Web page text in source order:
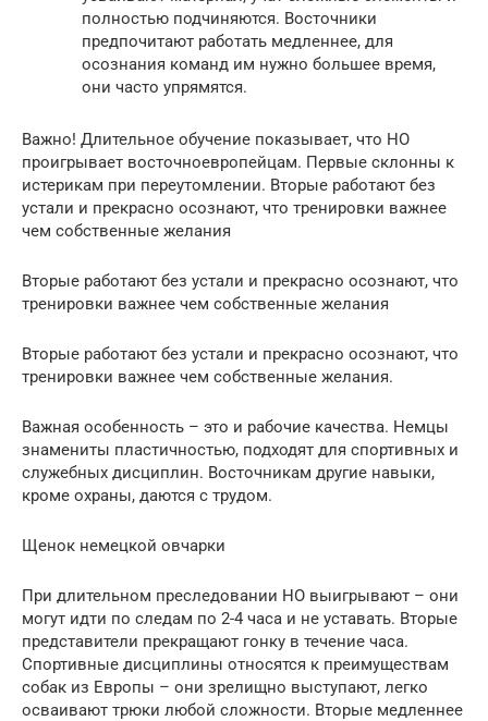
полностью подчиняются. Восточники
предпочитают работать медленнее, для
осознания команд им нужно большее время,
они часто упрямятся.
Важно! Длительное обучение показывает, что НО
проигрывает восточноевропейцам. Первые склонны к
истерикам при переутомлении. Вторые работают без
устали и прекрасно осознают, что тренировки важнее
чем собственные желания
Вторые работают без устали и прекрасно осознают, что
тренировки важнее чем собственные желания
Вторые работают без устали и прекрасно осознают, что
тренировки важнее чем собственные желания.
Важная особенность – это и рабочие качества. Немцы
знамениты пластичностью, подходят для спортивных и
служебных дисциплин. Восточникам другие навыки,
кроме охраны, даются с трудом.
Щенок немецкой овчарки
При длительном преследовании НО выигрывают – они
могут идти по следам по 2-4 часа и не уставать. Вторые
представители прекращают гонку в течение часа.
Спортивные дисциплины относятся к преимуществам
собак из Европы – они зрелищно выступают, легко
осваивают трюки любой сложности. Вторые медленнее